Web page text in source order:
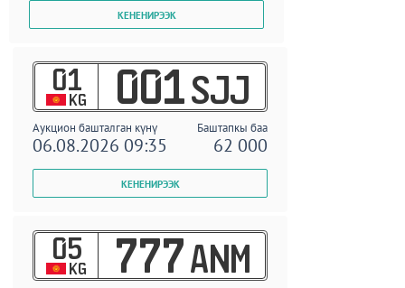
01
KG 001 SJJ
Аукцион башталган күнү Баштапкы баа
06.08.2026 09:35 62 000
05
KG 777 ANM